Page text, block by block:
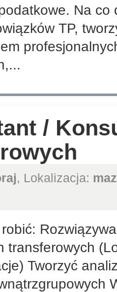
Na
TP,
/
, Lokalizacja:
transferowych
Tworzyć